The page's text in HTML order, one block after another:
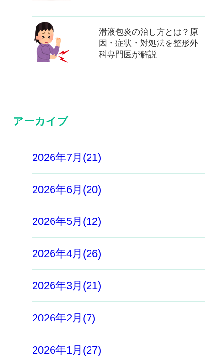
滑液包炎の治し方とは？原
因・症状・対処法を整形外
科専門医が解説
アーカイブ
2026年7月(21)
2026年6月(20)
2026年5月(12)
2026年4月(26)
2026年3月(21)
2026年2月(7)
2026年1月(27)